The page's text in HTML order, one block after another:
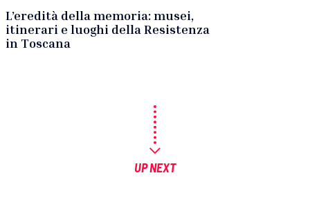
L’eredità della memoria: musei,
itinerari e luoghi della Resistenza
in Toscana
UP NEXT